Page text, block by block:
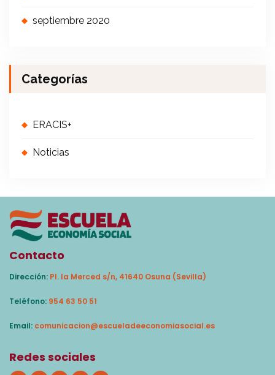
septiembre 2020
Categorías
ERACIS+
Noticias
Contacto
Dirección: Pl. la Merced s/n, 41640 Osuna (Sevilla)
Teléfono: 954 63 50 51
Email: comunicacion@escueladeeconomiasocial.es
Redes sociales